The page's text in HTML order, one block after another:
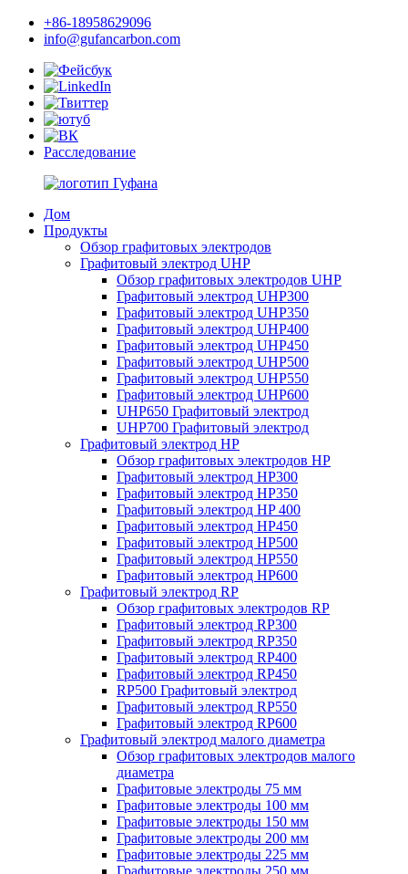
+86-18958629096
info@gufancarbon.com
Расследование
Дом
Продукты
Обзор графитовых электродов
Графитовый электрод UHP
Обзор графитовых электродов UHP
Графитовый электрод UHP300
Графитовый электрод UHP350
Графитовый электрод UHP400
Графитовый электрод UHP450
Графитовый электрод UHP500
Графитовый электрод UHP550
Графитовый электрод UHP600
UHP650 Графитовый электрод
UHP700 Графитовый электрод
Графитовый электрод HP
Обзор графитовых электродов HP
Графитовый электрод HP300
Графитовый электрод HP350
Графитовый электрод HP 400
Графитовый электрод HP450
Графитовый электрод HP500
Графитовый электрод HP550
Графитовый электрод HP600
Графитовый электрод RP
Обзор графитовых электродов RP
Графитовый электрод RP300
Графитовый электрод RP350
Графитовый электрод RP400
Графитовый электрод RP450
RP500 Графитовый электрод
Графитовый электрод RP550
Графитовый электрод RP600
Графитовый электрод малого диаметра
Обзор графитовых электродов малого
диаметра
Графитовые электроды 75 мм
Графитовые электроды 100 мм
Графитовые электроды 150 мм
Графитовые электроды 200 мм
Графитовые электроды 225 мм
Графитовые электроды 250 мм